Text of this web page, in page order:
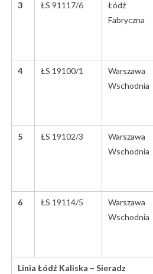
3 ŁS 91117/6
Łódź
Fabryczna
4 ŁS 19100/1
Warszawa
Wschodnia
5 ŁS 19102/3
Warszawa
Wschodnia
6 ŁS 19114/5
Warszawa
Wschodnia
Linia Łódź Kaliska – Sieradz